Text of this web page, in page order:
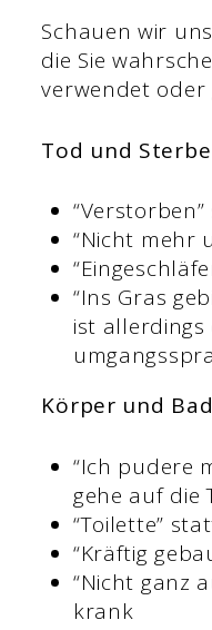
Schauen wir
die Sie
verwendet
Tod und
“Nicht mehr
“Ins Gras
ist allerdings
Körper und
“Ich pudere
gehe auf die
“Toilette”
“Kräftig
“Nicht ganz
krank